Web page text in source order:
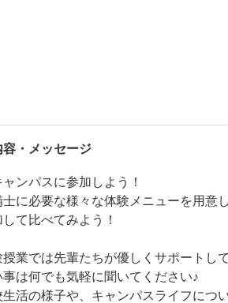
容・メッセージ
ンパスに参加しよう！
士に必要な様々な体験メニューを用意
て比べてみよう！
業では先輩たちが優しくサポートし
は何でも気軽に聞いてください♪
生活の様子や、キャンパスライフにつ